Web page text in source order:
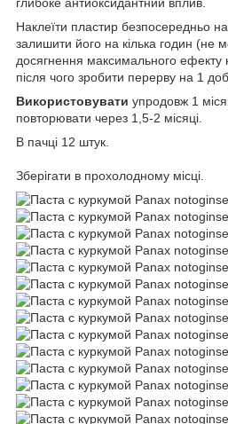
Наклеїти пластир безпосередньо
залишити його на кілька годин (не
досягнення максимального ефекту
після чого зробити перерву на 1
Використовувати упродовж 1
повторювати через 1,5-2 місяці.
В пачці 12 штук.
Зберігати в прохолодному місці.